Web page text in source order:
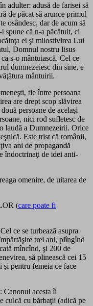
adulter: adusă de farisei să
de păcat să arunce primul
osândesc, dar de acum să
spune că n-a păcătuit, ci
ei şi milostivirea Lui
Domnul nostru Iisus
s-o mântuiască. Cel ce
dumnezeiesc din sine, e
mântuirii.
fie între persoana
are drept scop slăvirea
persoane de acelaşi
nici rod sufletesc de
laudă a Dumnezeirii. Orice
Este trist că românii,
ani de propagandă
îndoctrinaţi de idei anti-
omenire, de uitarea de
(care poate fi
ce se turbează asupra
trei ani, plîngînd
mîncînd, şi 200 de
să plinească cei 15
şi pentru femeia ce face
acesta îi
culcă cu bărbaţii (adică pe